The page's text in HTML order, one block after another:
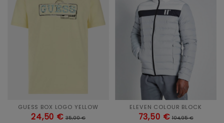
GUESS BOX LOGO YELLOW
24,50 € 35,00 €
ELEVEN COLOUR BLOCK
73,50 € 104,95 €